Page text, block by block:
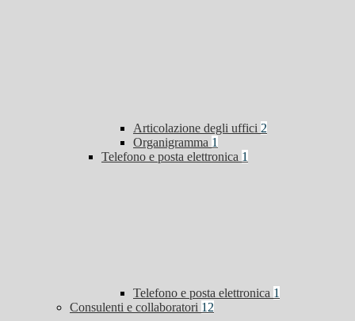
Articolazione degli uffici 2
Organigramma 1
Telefono e posta elettronica 1
Telefono e posta elettronica 1
Consulenti e collaboratori 12